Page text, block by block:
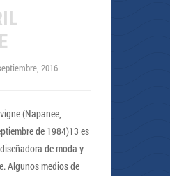
2016
(Napanee,
de 1984)13 es
de moda y
Algunos medios de